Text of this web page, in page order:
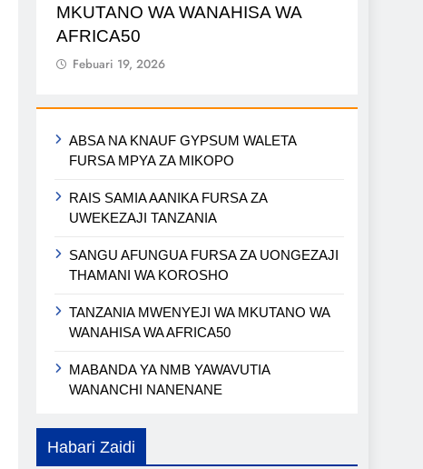
MKUTANO WA WANAHISA WA
AFRICA50
Febuari 19, 2026
ABSA NA KNAUF GYPSUM WALETA
FURSA MPYA ZA MIKOPO
RAIS SAMIA AANIKA FURSA ZA
UWEKEZAJI TANZANIA
SANGU AFUNGUA FURSA ZA UONGEZAJI
THAMANI WA KOROSHO
TANZANIA MWENYEJI WA MKUTANO WA
WANAHISA WA AFRICA50
MABANDA YA NMB YAWAVUTIA
WANANCHI NANENANE
Habari Zaidi